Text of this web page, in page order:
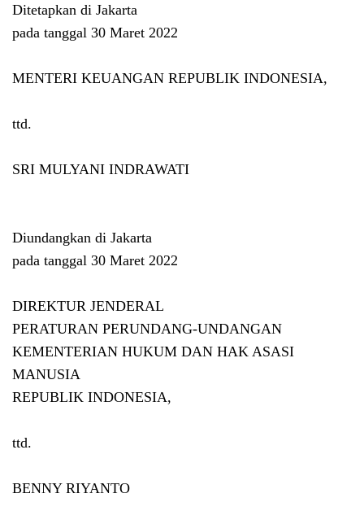
Ditetapkan di Jakarta
pada tanggal 30 Maret 2022
MENTERI KEUANGAN REPUBLIK INDONESIA,
ttd.
SRI MULYANI INDRAWATI
Diundangkan di Jakarta
pada tanggal 30 Maret 2022
DIREKTUR JENDERAL
PERATURAN PERUNDANG-UNDANGAN
KEMENTERIAN HUKUM DAN HAK ASASI
MANUSIA
REPUBLIK INDONESIA,
ttd.
BENNY RIYANTO